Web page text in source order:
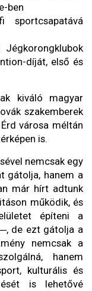
ben
sportcsapatává
Jégkorongklubok
díját, első és
kiváló magyar
szakemberek
városa méltán
is.
nemcsak egy
gátolja, hanem a
már hírt adtunk
működik, és
építeni a
de ezt gátolja a
nemcsak a
hanem
kulturális és
is lehetővé